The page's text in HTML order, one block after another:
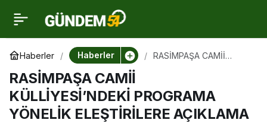
Haberler Haberler
RASİMPAŞA CAMİİ
RASİMPAŞA CAMİİ
KÜLLİYESİ’NDEKİ PROGRAMA
YÖNELİK ELEŞTİRİLERE AÇIKLAMA
RASİMPAŞA CAMİİ
KÜLLİYESİ’NDEKİ
PROGRAMA YÖNELİK
ELEŞTİRİLERE AÇIKLAMA